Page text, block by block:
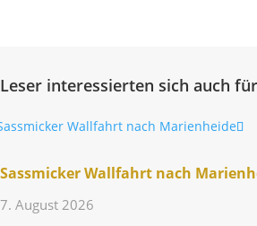
Leser interessierten sich auch
Sass­mi­cker Wall­fahrt nach
7. August 2026